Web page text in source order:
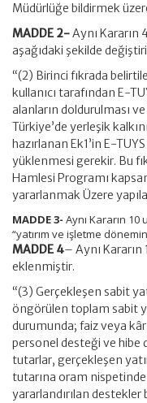
Müdürlüğe bildirmek
MADDE 2-Aynı Kararın
aşağıdaki şekilde
“(2) Birinci fıkrada
kullanıcı tarafından E-
alanların doldurulması
Türkiye’de yerleşik
hazırlanan Ek1’in E-
yüklenmesi gerekir. Bu
Hamlesi Programı
yararlanmak Üzere
MADDE 3- Aynı Kararın
“yatırım ve işletme
MADDE 4– Aynı Kararın
eklenmiştir.
“(3) Gerçekleşen sabit
öngörülen toplam sabit
durumunda; faiz veya
personel desteği ve hibe
tutarlar, gerçekleşen
tutarına oram
yararlandırılan